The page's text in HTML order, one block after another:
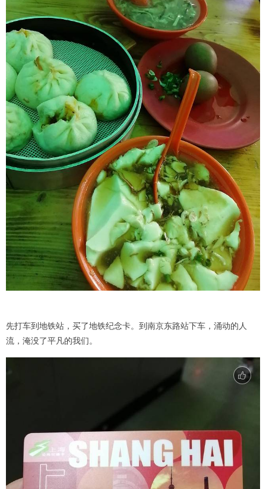
先打车到地铁站，买了地铁纪念卡。到南京东路站下车，涌动的人
流，淹没了平凡的我们。